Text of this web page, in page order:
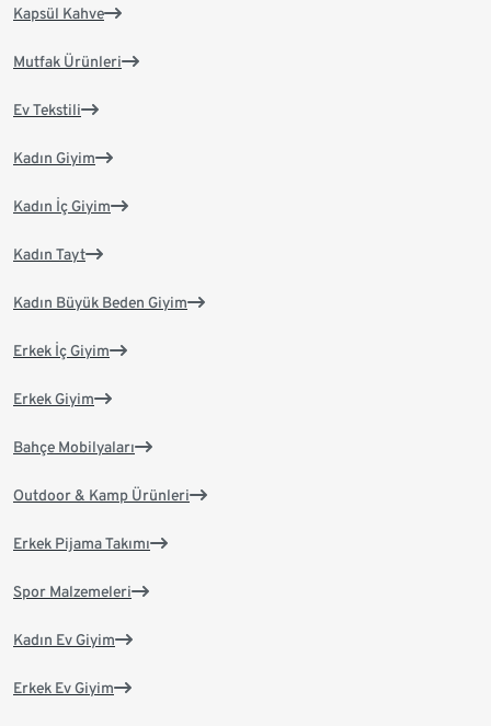
Kapsül Kahve
Mutfak Ürünleri
Ev Tekstili
Kadın Giyim
Kadın İç Giyim
Kadın Tayt
Kadın Büyük Beden Giyim
Erkek İç Giyim
Erkek Giyim
Bahçe Mobilyaları
Outdoor & Kamp Ürünleri
Erkek Pijama Takımı
Spor Malzemeleri
Kadın Ev Giyim
Erkek Ev Giyim